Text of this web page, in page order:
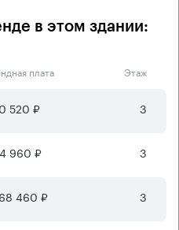
в этом здании:
плата Этаж
520 ₽ 3
960 ₽ 3
460 ₽ 3